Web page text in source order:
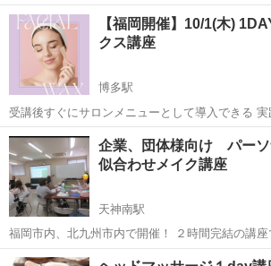
なく・安全に・続けられるトレーニングを個別で
合気武道・護身術・体幹トレーニングなど、 ご
寧に確認したうえで、あなたに合っ...
福岡 北九州市 安部山公園駅 その他
【福岡開催】10/1(木)
クス講座
博多駅
受講後すぐにサロンメニューとして導入できる 実
ワックス講座を開催します🫧 お顔の産毛や古い角質をやさしく取り除
き、 お肌を明るく、なめらかな印象へ導く フェ
施術後の...
福岡 福岡市 博多駅 スキンケア
企業、団体様向け パーソ
似合わせメイク講座
天神南駅
福岡市内、北九州市内で開催！ ２時間完結の講座です🎵 初めまして✨
Freedom代表のMiyukiです☺️ 主に企業や様々なグ
福岡 福岡市 天神南駅 その他 パー